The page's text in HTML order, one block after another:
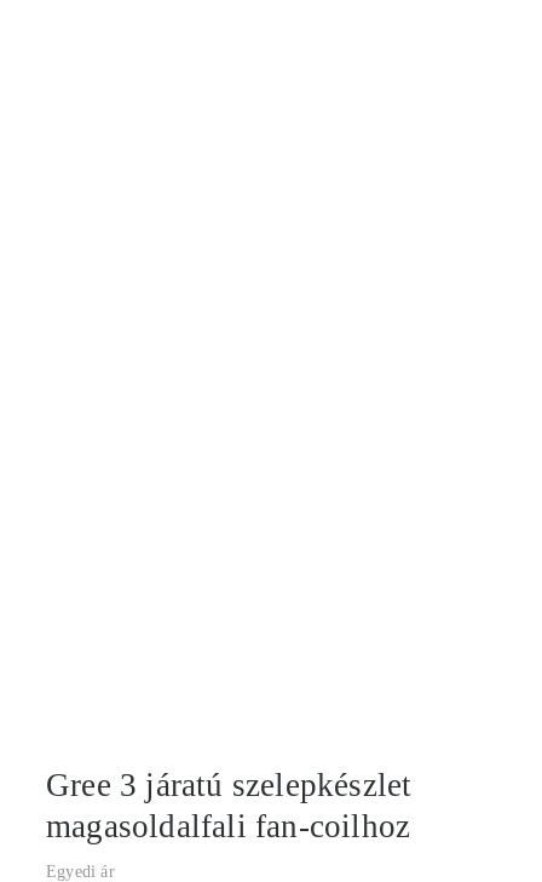
Gree 3 járatú szelepkészlet
magasoldalfali fan-coilhoz
Egyedi ár